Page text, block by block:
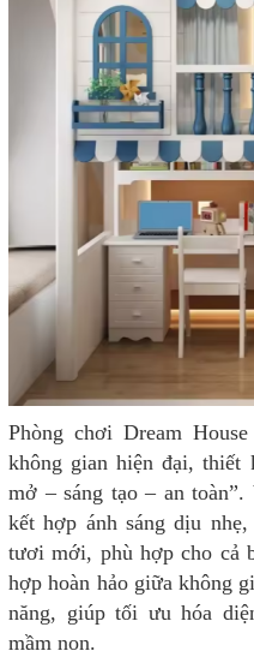
Phòng chơi Dream
không gian hiện đại, thiết
mở – sáng tạo – an
kết hợp ánh sáng dịu
tươi mới, phù hợp cho cả
hợp hoàn hảo giữa không
năng, giúp tối ưu hóa
mầm non.